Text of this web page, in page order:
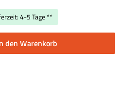
4-5 Tage **
oder benutze die Schaltflächen um die
den Warenkorb